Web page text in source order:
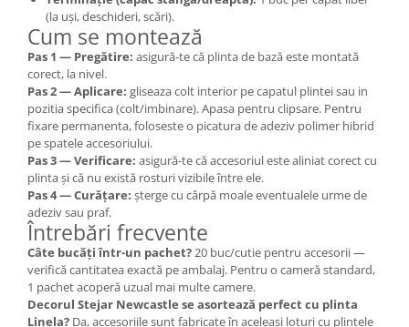
(la uși, deschideri, scări).
Cum se montează
Pas 1 — Pregătire: asigură-te că plinta de bază este montată
corect, la nivel.
Pas 2 — Aplicare: gliseaza colt interior pe capatul plintei sau in
pozitia specifica (colt/imbinare). Apasa pentru clipsare. Pentru
fixare permanenta, foloseste o picatura de adeziv polimer hibrid
pe spatele accesoriului.
Pas 3 — Verificare: asigură-te că accesoriul este aliniat corect cu
plinta și că nu există rosturi vizibile între ele.
Pas 4 — Curățare: șterge cu cârpă moale eventualele urme de
adeziv sau praf.
Întrebări frecvente
Câte bucăți într-un pachet?20 buc/cutie pentru accesorii —
verifică cantitatea exactă pe ambalaj. Pentru o cameră standard,
1 pachet acoperă uzual mai multe camere.
Decorul Stejar Newcastle se asortează perfect cu plinta
Linela? Da, accesoriile sunt fabricate în aceleași loturi cu plintele